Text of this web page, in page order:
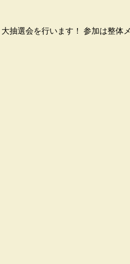
選会を行います！ 参加は整体